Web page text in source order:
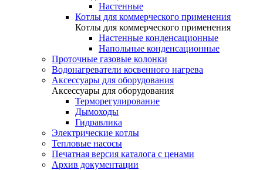
Настенные
Котлы для коммерческого применения
Котлы для коммерческого применения
Настенные конденсационные
Напольные конденсационные
Проточные газовые колонки
Водонагреватели косвенного нагрева
Аксессуары для оборудования
Аксессуары для оборудования
Терморегулирование
Дымоходы
Гидравлика
Электрические котлы
Тепловые насосы
Печатная версия каталога с ценами
Архив документации